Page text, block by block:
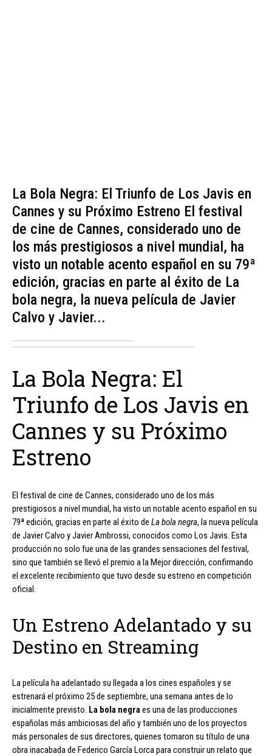
La Bola Negra: El Triunfo de Los Javis en
Cannes y su Próximo Estreno El festival
de cine de Cannes, considerado uno de
los más prestigiosos a nivel mundial, ha
visto un notable acento español en su 79ª
edición, gracias en parte al éxito de La
bola negra, la nueva película de Javier
Calvo y Javier...
La Bola Negra: El
Triunfo de Los Javis en
Cannes y su Próximo
Estreno
El festival de cine de Cannes, considerado uno de los más
prestigiosos a nivel mundial, ha visto un notable acento español en su
79ª edición, gracias en parte al éxito de La bola negra, la nueva película
de Javier Calvo y Javier Ambrossi, conocidos como Los Javis. Esta
producción no solo fue una de las grandes sensaciones del festival,
sino que también se llevó el premio a la Mejor dirección, confirmando
el excelente recibimiento que tuvo desde su estreno en competición
oficial.
Un Estreno Adelantado y su
Destino en Streaming
La película ha adelantado su llegada a los cines españoles y se
estrenará el próximo 25 de septiembre, una semana antes de lo
inicialmente previsto. La bola negraes una de las producciones
españolas más ambiciosas del año y también uno de los proyectos
más personales de sus directores, quienes tomaron su título de una
obra inacabada de Federico García Lorca para construir un relato que